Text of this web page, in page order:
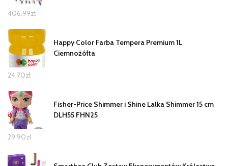
406,99zł
Happy Color Farba Tempera Premium 1L
Ciemnożółta
24,70zł
Fisher-Price Shimmer i Shine Lalka Shimmer 15 cm
DLH55 FHN25
29,90zł